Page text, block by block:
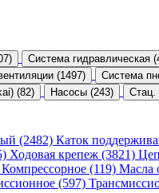
Система гидравлическая
(1497)
Система
(82) Насосы (243)
Стац.
(2482) Каток
Ходовая крепеж (3821)
Компрессорное (119) Масла
(597)